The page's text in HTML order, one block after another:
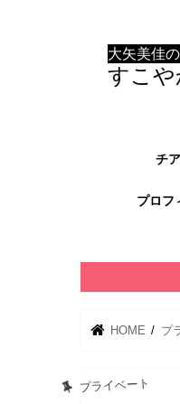
大矢美佳
すこ
チ
プロフ
HOME プ
プライベート